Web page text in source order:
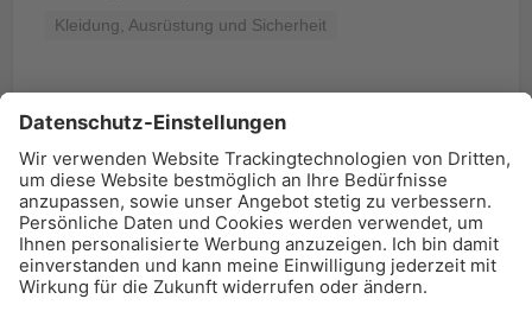
Kleidung, Ausrüstung und Sicherheit
BAU-Index Newsletter
Erhalten Sie regelmäßig Benachrichtigungen zu den